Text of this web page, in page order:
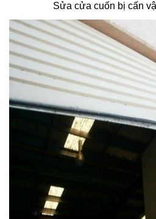
Sửa cửa cuốn bị cấn